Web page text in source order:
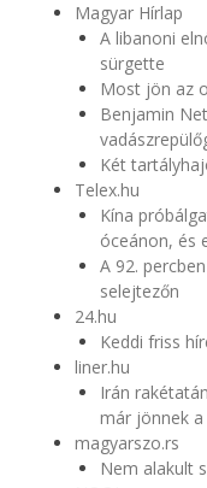
Magyar Hírlap
A libanoni
sürgette
Most jön az
Benjamin
Két
Telex.hu
Kína
óceánon, és
A 92.
selejtezőn
24.hu
Keddi friss
liner.hu
Irán
már jönnek
magyarszo.rs
Nem alakult